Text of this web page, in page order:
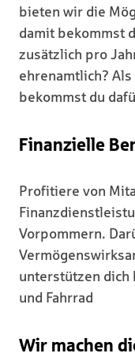
bieten wir die
damit bekommst
zusätzlich pro
ehrenamtlich?
bekommst du
Finanzielle
Profitiere von
Vorpommern.
unterstützen dich
und Fahrrad
Wir machen